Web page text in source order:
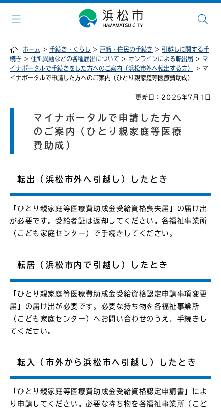
ホーム > 手続き・くらし > 戸籍・住民の手続き > 引越しに関する手
続き > 住所異動などの各種届出について > オンラインによる転出届 > マ
イナポータルで手続きをした方へのご案内（浜松市外へ転出する方）
> マ
イナポータルで申請した方へのご案内（ひとり親家庭等医療費助成）
更新日：2025年7月1日
マイナポータルで申請した方へ
のご案内（ひとり親家庭等医療
費助成）
転出（浜松市外へ引越し）したとき
「ひとり親家庭等医療費助成金受給資格喪失届」の届け出
が必要です。受給者証は返却してください。各福祉事業所
（こども家庭センター）で手続きしてください。
転居（浜松市内で引越し）したとき
「ひとり親家庭等医療費助成金受給資格認定申請事項変更
届」の届け出が必要です。必要な持ち物を各福祉事業所
（こども家庭センター）へお問い合わせのうえ、手続きし
てください。
転入（市外から浜松市へ引越し）したとき
「ひとり親家庭等医療費助成金受給資格認定申請書」によ
り申請してください。必要な持ち物を各福祉事業所（こど